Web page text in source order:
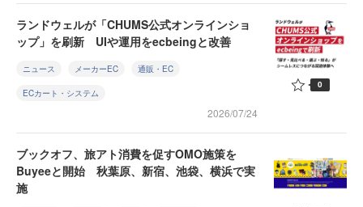
ランドウェルが「CHUMS公式オンラインショ
ップ」を刷新 UIや運用をecbeingと改善
ニュース メーカーEC 通販・EC
ECカート・システム
2026/07/24
0
ブックオフ、旅アト消費を促すOMO施策を
Buyeeと開始 秋葉原、新宿、池袋、横浜で実
施